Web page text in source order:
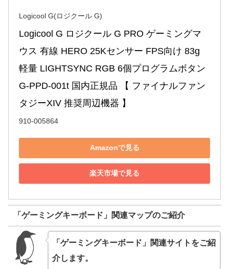
Logicool G(ロジクール G)
Logicool G ロジクール G PRO ゲーミングマ
ウス 有線 HERO 25Kセンサー FPS向け 83g
軽量 LIGHTSYNC RGB 6個プログラムボタン
G-PPD-001t 国内正規品 【 ファイナルファン
タジーXIV 推奨周辺機器 】
910-005864
Amazonで見る
楽天市場で見る
「ゲーミングキーボード」関連マップのご紹介
「ゲーミングキーボード」関連サイトをご紹
介します。